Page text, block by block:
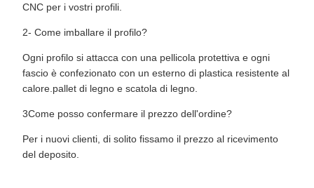
CNC per i vostri profili.
2- Come imballare il profilo?
Ogni profilo si attacca con una pellicola protettiva e ogni
fascio è confezionato con un esterno di plastica resistente al
calore.pallet di legno e scatola di legno.
3Come posso confermare il prezzo dell'ordine?
Per i nuovi clienti, di solito fissamo il prezzo al ricevimento
del deposito.